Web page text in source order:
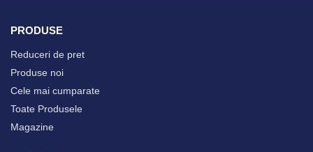
PRODUSE
Reduceri de pret
Produse noi
Cele mai cumparate
Toate Produsele
Magazine